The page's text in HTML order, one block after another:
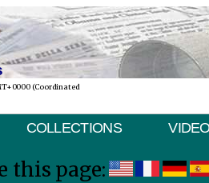
(Coordinated
COLLECTIONS
this page: